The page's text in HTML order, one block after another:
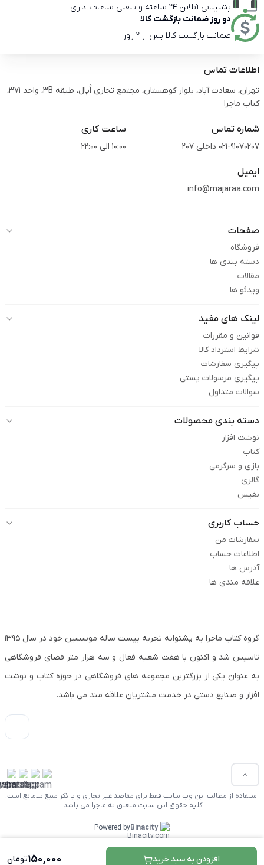
افزودن به سبد خرید 150,000تومان
پشتیبانی آنلاین 24 ساعته و تلفنی ساعات اداری
دو روز ضمانت بازگشت کالا
ضمانت بازگشت کالا پس از 2 روز
اطلاعات تماس
تهران، سعادت آباد، بلوار کوهستان، مجتمع تجاری اُپال، طبقه 3B، واحد 371،
کتاب ماجرا
شماره تماس
021-91070207 داخلی 207
ساعت کاری
10:00 الی 22:00
ایمیل
info@majaraa.com
صفحات
فروشگاه
دسته بندی ها
مقالات
ویدئو ها
لینک های مفید
قوانین و مقررات
شرایط استرداد کالا
پیگیری سفارشات
پیگیری مرسولات پستی
سوالات متداول
دسته بندی محصولات
نوشت افزار
کتاب
بازی و سرگرمی
گالری
نفیس
حساب کاربری
سفارشات من
اطلاعات حساب
آدرس ها
علاقه مندی ها
گروه کتاب ماجرا به پشتوانه تجربه بیست ساله موسسین خود در سال ۱۳۹۵
تاسیس شد و اکنون با هفت شعبه فعال و سه هزار متر فضای فروشگاهی
به عنوان یکی از بزرگترین مجموعه های فروشگاهی در حوزه کتاب و نوشت
افزار و صنایع دستی در خدمت مشتریان علاقه مند می باشد.
استفاده از مطالب این وب سایت فقط برای مقاصد غیر تجاری و با ذکر منبع بلامانع است.
کلیه حقوق این سایت متعلق به ماجرا می باشد.
Powered byBinacity